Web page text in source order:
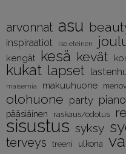
arvonnat asu
inspiraatiot iso eteinen
kengät kesä kevät
kukat lapset
maisemia makuuhuone
olohuone party
pääsiäinen raskaus/odotus
sisustus syksy
terveys treeni ulkona